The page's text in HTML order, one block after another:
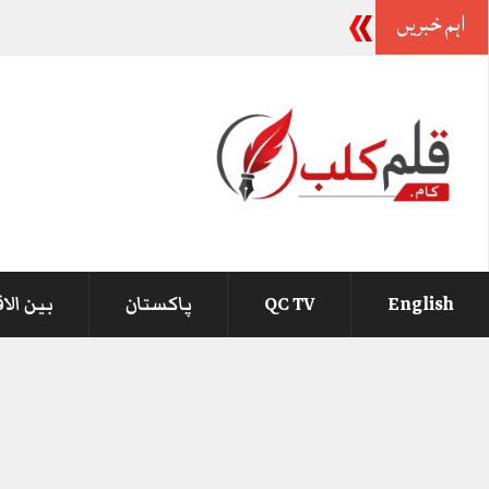
اہم خبریں
English
QC TV پاکستان بین